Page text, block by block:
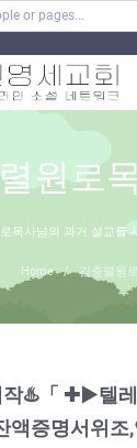
원로
목사님의 과거 설교를
Home / 김충렬원
작♨️「 ✚▶텔
액증명서위조